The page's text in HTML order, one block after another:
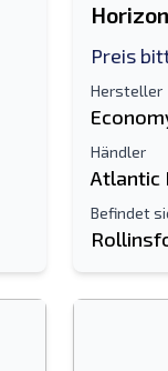
Preis
Hersteller
Händler
Atlantic
Befindet